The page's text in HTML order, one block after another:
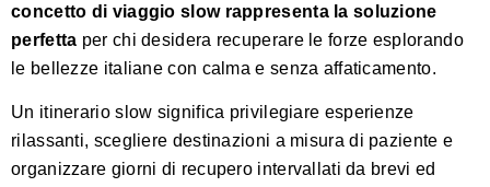
concetto di viaggio slow rappresenta la soluzione
perfetta per chi desidera recuperare le forze esplorando
le bellezze italiane con calma e senza affaticamento.
Un itinerario slow significa privilegiare esperienze
rilassanti, scegliere destinazioni a misura di paziente e
organizzare giorni di recupero intervallati da brevi ed